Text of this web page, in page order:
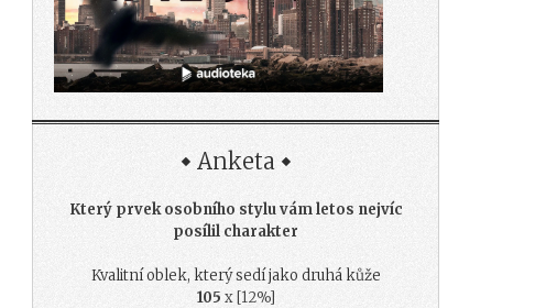
Anketa
Který prvek osobního stylu vám letos nejvíc
posílil charakter
Kvalitní oblek, který sedí jako druhá kůže
105 x [12%]